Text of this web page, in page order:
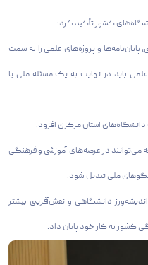
کشور تأکید کرد:
و پروژه‌های علمی را به سمت
باید در نهایت به یک مسئله ملی یا
دانشگاه‌های استان مرکزی افزود:
می‌توانند در عرصه‌های آموزشی و فرهنگی
ملی تبدیل شود.
دانشگاهی و نقش‌آفرینی بیشتر
کشور به کار خود پایان داد.